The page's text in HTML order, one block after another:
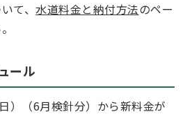
て、水道料金と納付方法のペー
ール
）（6月検針分）から新料金が